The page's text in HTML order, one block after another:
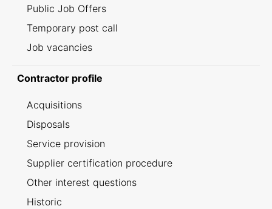
Public Job Offers
Temporary post call
Job vacancies
Contractor profile
Acquisitions
Disposals
Service provision
Supplier certification procedure
Other interest questions
Historic